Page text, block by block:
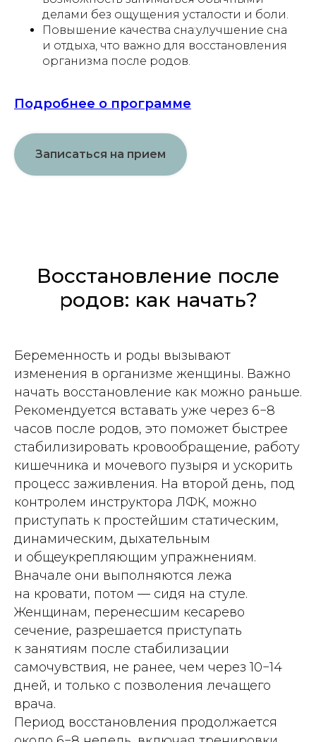
делами без ощущения усталости и боли.
Повышение качества сна:улучшение сна
и отдыха, что важно для восстановления
организма после родов.
Подробнее о программе
Записаться на прием
Восстановление после
родов: как начать?
Беременность и роды вызывают
изменения в организме женщины. Важно
начать восстановление как можно раньше.
Рекомендуется вставать уже через 6−8
часов после родов, это поможет быстрее
стабилизировать кровообращение, работу
кишечника и мочевого пузыря и ускорить
процесс заживления. На второй день, под
контролем инструктора ЛФК, можно
приступать к простейшим статическим,
динамическим, дыхательным
и общеукрепляющим упражнениям.
Вначале они выполняются лежа
на кровати, потом — сидя на стуле.
Женщинам, перенесшим кесарево
сечение, разрешается приступать
к занятиям после стабилизации
самочувствия, не ранее, чем через 10−14
дней, и только с позволения лечащего
врача.
Период восстановления продолжается